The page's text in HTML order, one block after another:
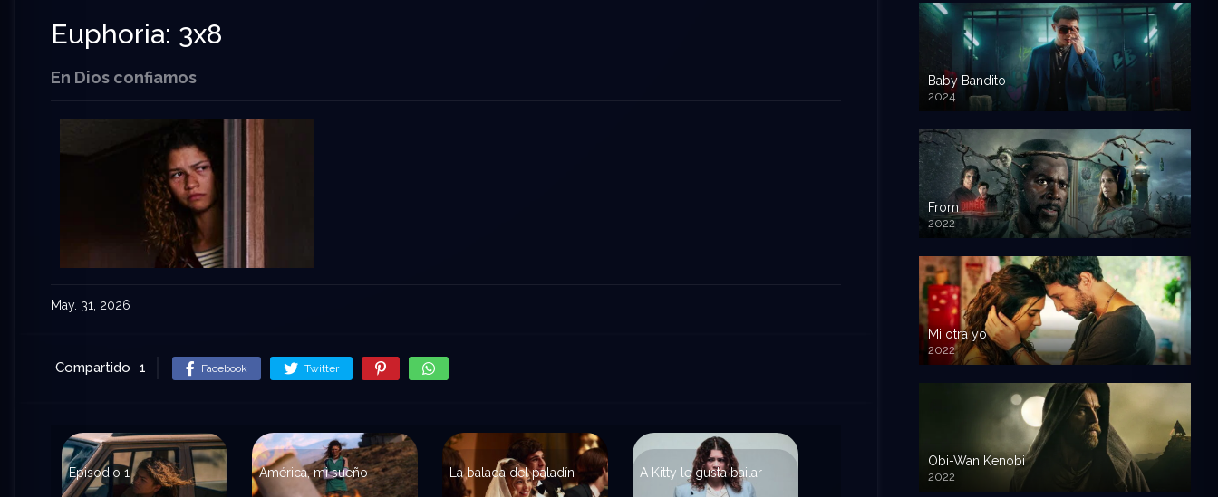
Euphoria: 3x8
En Dios confiamos
May. 31, 2026
Compartido 1 Facebook Twitter
Episodio 1 América, mi sueño La balada del paladín A Kitty le gusta bailar
Baby Bandito
2024
From
2022
Mi otra yo
2022
Obi-Wan Kenobi
2022